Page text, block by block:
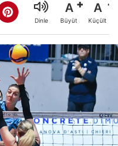
Dinle
A
Büyüt
A
Küçült